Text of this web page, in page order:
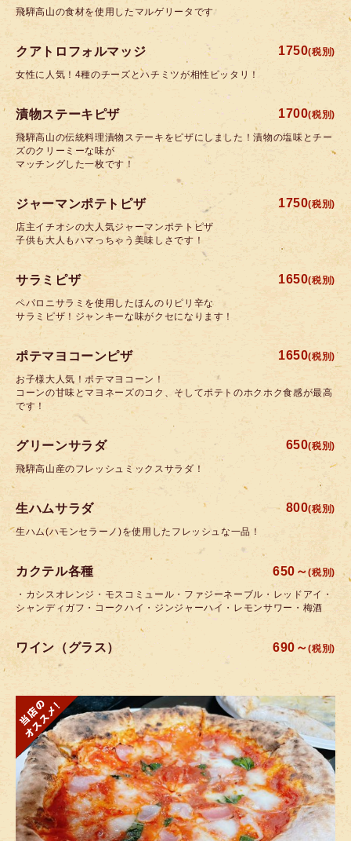
飛騨高山の食材を使用したマルゲリータです
クアトロフォルマッジ 1750(税別)
女性に人気！4種のチーズとハチミツが相性ピッタリ！
漬物ステーキピザ 1700(税別)
飛騨高山の伝統料理漬物ステーキをピザにしました！漬物の塩味とチー
ズのクリーミーな味が
マッチングした一枚です！
ジャーマンポテトピザ 1750(税別)
店主イチオシの大人気ジャーマンポテトピザ
子供も大人もハマっちゃう美味しさです！
サラミピザ 1650(税別)
ペパロニサラミを使用したほんのりピリ辛な
サラミピザ！ジャンキーな味がクセになります！
ポテマヨコーンピザ 1650(税別)
お子様大人気！ポテマヨコーン！
コーンの甘味とマヨネーズのコク、そしてポテトのホクホク食感が最高
です！
グリーンサラダ 650(税別)
飛騨高山産のフレッシュミックスサラダ！
生ハムサラダ 800(税別)
生ハム(ハモンセラーノ)を使用したフレッシュな一品！
カクテル各種 650～(税別)
・カシスオレンジ・モスコミュール・ファジーネーブル・レッドアイ・
シャンディガフ・コークハイ・ジンジャーハイ・レモンサワー・梅酒
ワイン（グラス） 690～(税別)